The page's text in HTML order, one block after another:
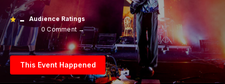
-
Audience Ratings
0 Comment →
This Event Happened